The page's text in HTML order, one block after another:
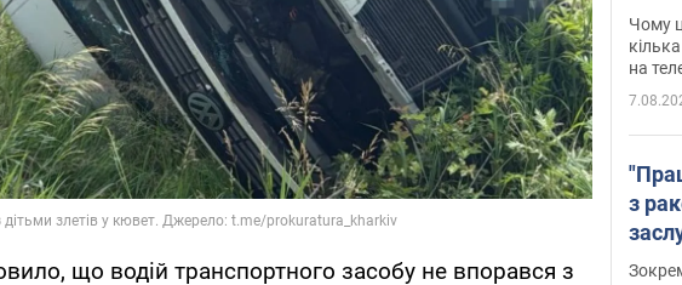
що водій транспортного засобу не впорався з
Чому
на
з